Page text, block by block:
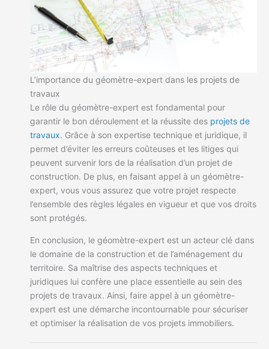
L’importance du géomètre-expert dans les projets de
travaux
Le rôle du géomètre-expert est fondamental pour
garantir le bon déroulement et la réussite des projets de
travaux. Grâce à son expertise technique et juridique, il
permet d’éviter les erreurs coûteuses et les litiges qui
peuvent survenir lors de la réalisation d’un projet de
construction. De plus, en faisant appel à un géomètre-
expert, vous vous assurez que votre projet respecte
l’ensemble des règles légales en vigueur et que vos droits
sont protégés.
En conclusion, le géomètre-expert est un acteur clé dans
le domaine de la construction et de l’aménagement du
territoire. Sa maîtrise des aspects techniques et
juridiques lui confère une place essentielle au sein des
projets de travaux. Ainsi, faire appel à un géomètre-
expert est une démarche incontournable pour sécuriser
et optimiser la réalisation de vos projets immobiliers.